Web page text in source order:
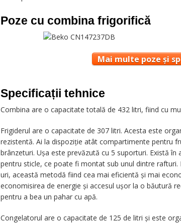
Poze cu combina frigorifică
Mai multe poze și
Specificații tehnice
Combina are o capacitate totală de 432 litri, fiind cu
Frigiderul are o capacitate de 307 litri. Acesta este
rezistentă. Ai la dispoziție atât compartimente pentru
brânzeturi. Ușa este prevăzută cu 5 suporturi. Există
pentru sticle, ce poate fi montat sub unul dintre rafturi.
uri, această metodă fiind cea mai eficientă și mai
economisirea de energie și accesul ușor la o băutură
pentru a bea un pahar cu apă.
Congelatorul are o capacitate de 125 de litri și este